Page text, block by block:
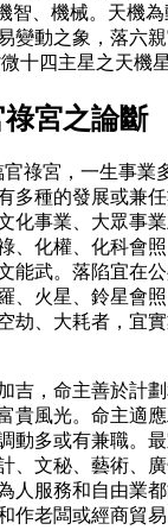
智、機械。天機
變動之象，落六
十四主星之天機星
宮之論斷
祿宮，一生事業
多種的發展或兼
化事業、大眾事
、化權、化科會
能武。落陷宜在
、火星、鈴星會
劫、大耗者，宜
吉，命主善於計
貴風光。命主適
動多或有兼職。
、文秘、藝術、廣
人服務和自由業
作老闆或經商貿易